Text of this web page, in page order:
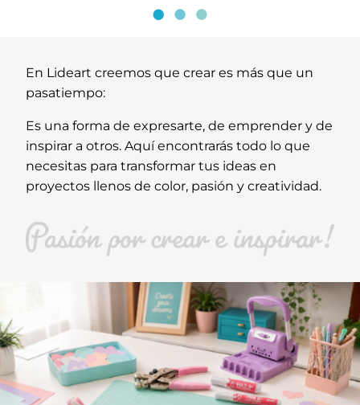
En Lideart creemos que crear es más que un
pasatiempo:
Es una forma de expresarte, de emprender y de
inspirar a otros. Aquí encontrarás todo lo que
necesitas para transformar tus ideas en
proyectos llenos de color, pasión y creatividad.